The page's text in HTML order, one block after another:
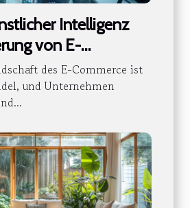
Intelligenz
von E-
Plattformen
des E-Commerce ist
und Unternehmen